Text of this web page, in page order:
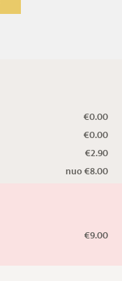
€0.00
€0.00
€2.90
nuo €8.00
€9.00